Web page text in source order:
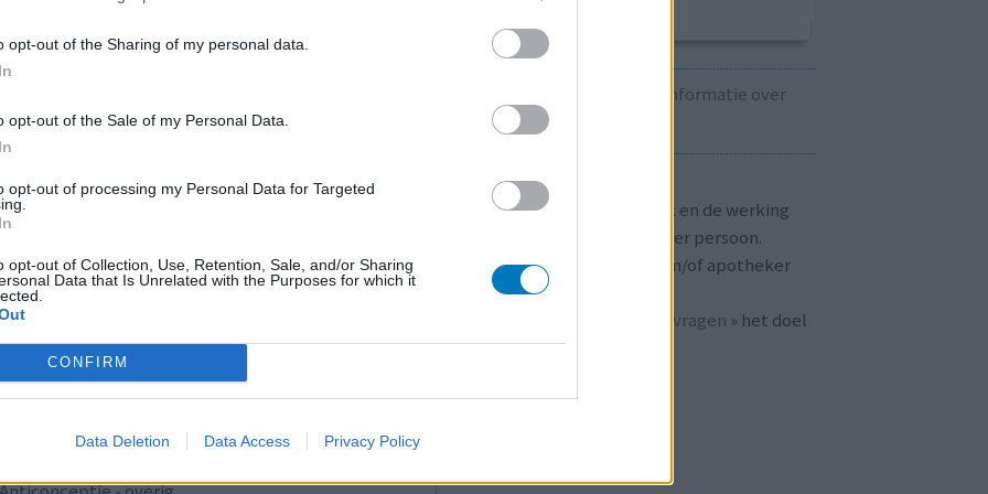
opt-out of the Sharing of my personal data.
opt-out of the Sale of my Personal Data.
opt-out of processing my Personal Data for Targeted
opt-out of Collection, Use, Retention, Sale, and/or Sharing
Data that Is Unrelated with the Purposes for which it
CONFIRM
Data Deletion Data Access Privacy Policy
Bloeddruk - betablokkers
Antibiotica - urineweginfectie
Depressie - antidepressiva TCA
Depressie - antidepressiva overig
Anticonceptie - eenfase
Psychose / schizofrenie - antipsychotica
Depressie - antidepressiva SSRI
Antibiotica - penicillines breedspectrum
Diabetes (suikerziekte) - orale middelen
Kijk hier voor informatie over
LET OP!
Ervaringen zijn persoonlijk en de werking
van medicijnen verschilt per persoon.
Raadpleeg altijd uw arts en/of apotheker
voor passend advies.
veelgestelde vragen » het doel
vanmijnmedicijn.nl